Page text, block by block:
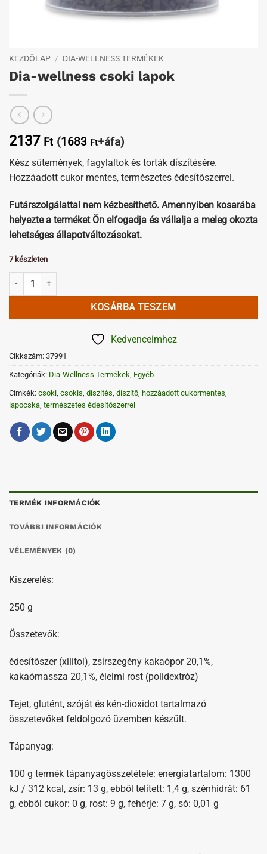
KEZDŐLAP / DIA-WELLNESS TERMÉKEK
Dia-wellness csoki lapok
2137 Ft (1683 Ft+áfa)
Kész sütemények, fagylaltok és torták díszítésére.
Hozzáadott cukor mentes, természetes édesítőszerrel.
Futárszolgálattal nem kézbesíthető. Amennyiben kosarába
helyezte a terméket Ön elfogadja és vállalja a meleg okozta
lehetséges állapotváltozásokat.
7 készleten
Dia-wellness csoki lapok mennyiség
KOSÁRBA TESZEM
Kedvenceimhez
Cikkszám: 37991
Kategóriák: Dia-Wellness Termékek Egyéb
Címkék: csoki csokis díszítés díszítő hozzáadott cukormentes
lapocska természetes édesítőszerrel
TERMÉK INFORMÁCIÓK
TOVÁBBI INFORMÁCIÓK
VÉLEMÉNYEK (0)
Kiszerelés:
250 g
Összetevők:
édesítőszer (xilitol), zsírszegény kakaópor 20,1%,
kakaómassza 20,1%, élelmi rost (polidextróz)
Tejet, glutént, szóját és kén-dioxidot tartalmazó
összetevőket feldolgozó üzemben készült.
Tápanyag:
100 g termék tápanyagösszetétele: energiatartalom: 1300
kJ / 312 kcal, zsír: 13 g, ebből telített: 1,4 g, szénhidrát: 61
g, ebből cukor: 0 g, rost: 9 g, fehérje: 7 g, só: 0,01 g